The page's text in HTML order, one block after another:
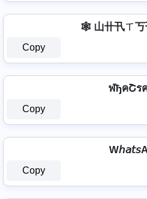
🕸️ 山卄卂ㄒ
Copy
Copy
Copy